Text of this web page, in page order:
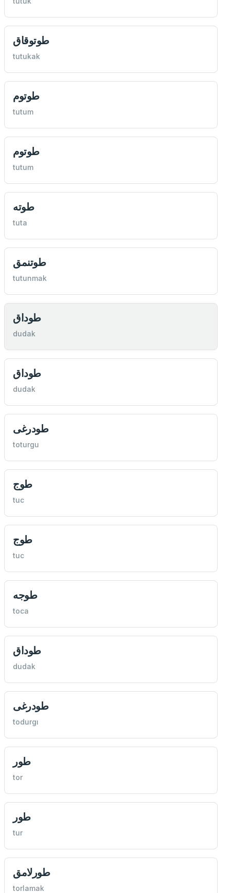
طوتوقاق
tutukak
طوتوم
tutum
طوتوم
tutum
طوته
tuta
طوتنمق
tutunmak
طوداق
dudak
طوداق
dudak
طودرغی
toturgu
طوج
tuc
طوج
tuc
طوجه
toca
طوداق
dudak
طودرغی
todurgı
طور
tor
طور
tur
طورلامق
torlamak